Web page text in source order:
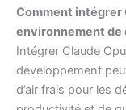
Comment intégrer
environnement de
Intégrer Claude
développement
d’air frais pour les